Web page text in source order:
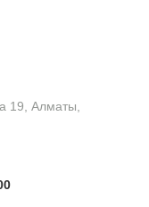
19, Алматы,